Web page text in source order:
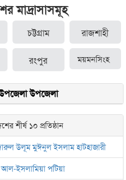
মাদ্রাসাসমূহ
চট্টগ্রাম রাজশাহী
রংপুর ময়মনসিংহ
উপজেলা
শীর্ষ ১০ প্রতিষ্ঠান
উলূম মুঈনুল ইসলাম হাটহাজারী
ইসলামিয়া পটিয়া